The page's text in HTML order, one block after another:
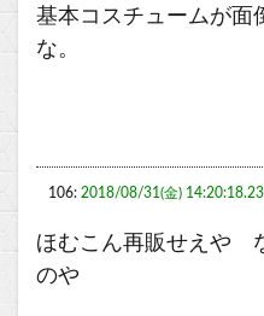
基本コスチュームが面
な。
106: 2018/08/31(金)
ほむこん再販せえや
のや